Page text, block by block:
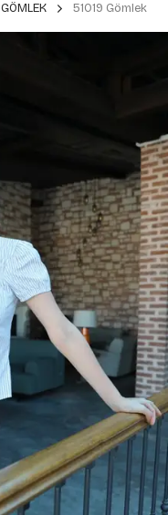
GÖMLEK 51019 Gömlek